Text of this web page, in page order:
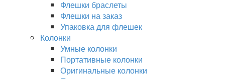
Флешки браслеты
Флешки на заказ
Упаковка для флешек
Колонки
Умные колонки
Портативные колонки
Оригинальные колонки